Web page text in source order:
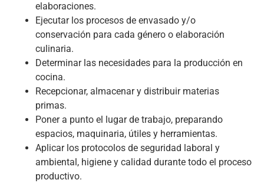
elaboraciones.
Ejecutar los procesos de envasado y/o
conservación para cada género o elaboración
culinaria.
Determinar las necesidades para la producción en
cocina.
Recepcionar, almacenar y distribuir materias
primas.
Poner a punto el lugar de trabajo, preparando
espacios, maquinaria, útiles y herramientas.
Aplicar los protocolos de seguridad laboral y
ambiental, higiene y calidad durante todo el proceso
productivo.